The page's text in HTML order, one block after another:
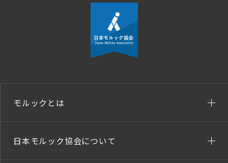
モルックとは
日本モルック協会について